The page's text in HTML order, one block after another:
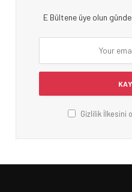
E Bültene üye olun
Gizlilik İlkesini